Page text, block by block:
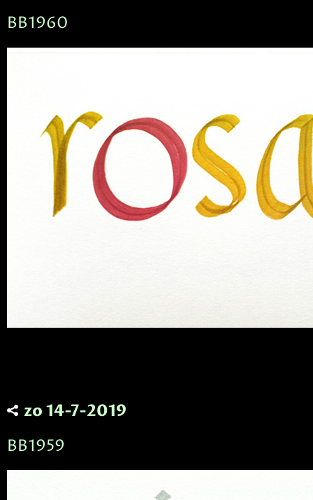
BB1960
zo 14-7-2019
BB1959